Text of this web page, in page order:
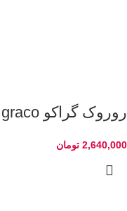
روروک گراکو graco
2,640,000 تومان